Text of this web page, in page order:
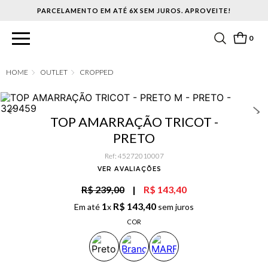
PARCELAMENTO EM ATÉ 6X SEM JUROS. APROVEITE!
0
OUTLET CROPPED
TOP AMARRAÇÃO TRICOT -
PRETO
Ref: 45272010007
VER AVALIAÇÕES
R$ 239,00 | R$ 143,40
Em até 1x R$ 143,40 sem juros
COR